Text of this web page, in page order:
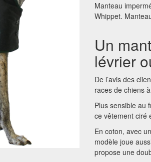
Manteau
Whippet.
Un
lévrier
De l’avis des
races de chiens
Plus sensible au
ce vêtement ciré
En coton, avec
modèle joue
propose une